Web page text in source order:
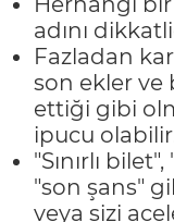
adını
Fazladan
son ekler ve
ettiği gibi
ipucu
"Sınırlı
"son şans"
veya sizi